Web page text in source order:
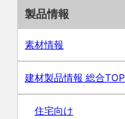
製品情報
素材情報
建材製品情報 総合TOP
住宅向け